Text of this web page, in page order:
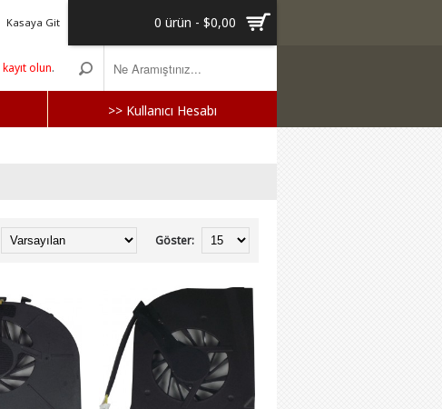
Kasaya Git 0 ürün - $0,00
kayıt olun.
>> Kullanıcı Hesabı
Göster: